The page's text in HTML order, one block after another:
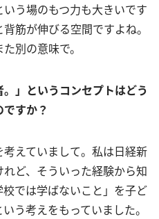
う場のもつ力も大きいです
筋が伸びる空間ですよね。
別の意味で。
」というコンセプトはどう
すか？
えていまして。私は日経新
ど、そういった経験から知
では学ばないこと」を子ど
う考えをもっていました。